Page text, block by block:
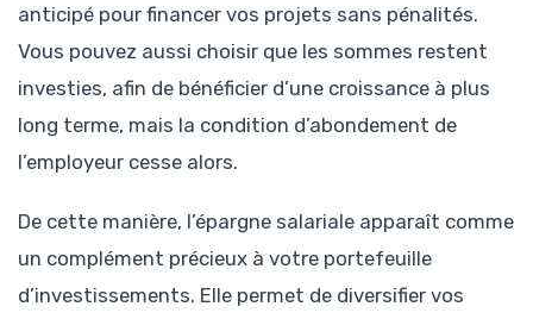
anticipé pour financer vos projets sans pénalités.
Vous pouvez aussi choisir que les sommes restent
investies, afin de bénéficier d’une croissance à plus
long terme, mais la condition d’abondement de
l’employeur cesse alors.
De cette manière, l’épargne salariale apparaît comme
un complément précieux à votre portefeuille
d’investissements. Elle permet de diversifier vos